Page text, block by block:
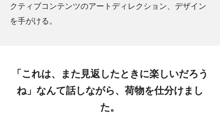
クティブコンテンツのアートディレクション、デザイン
を手がける。
「これは、また見返したときに楽しいだろう
ね」なんて話しながら、荷物を仕分けまし
た。